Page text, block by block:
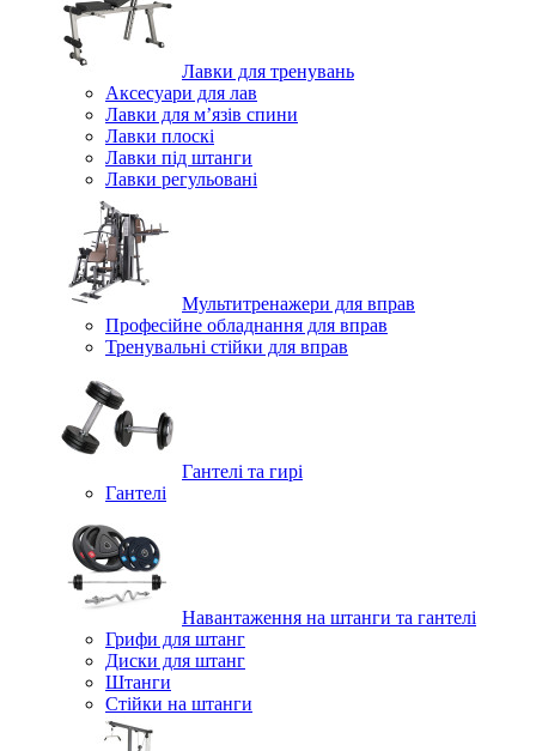
Лавки для тренувань
Аксесуари для лав
Лавки для м’язів спини
Лавки плоскі
Лавки під штанги
Лавки регульовані
Мультитренажери для вправ
Професійне обладнання для вправ
Тренувальні стійки для вправ
Гантелі та гирі
Гантелі
Навантаження на штанги та гантелі
Грифи для штанг
Диски для штанг
Штанги
Стійки на штанги